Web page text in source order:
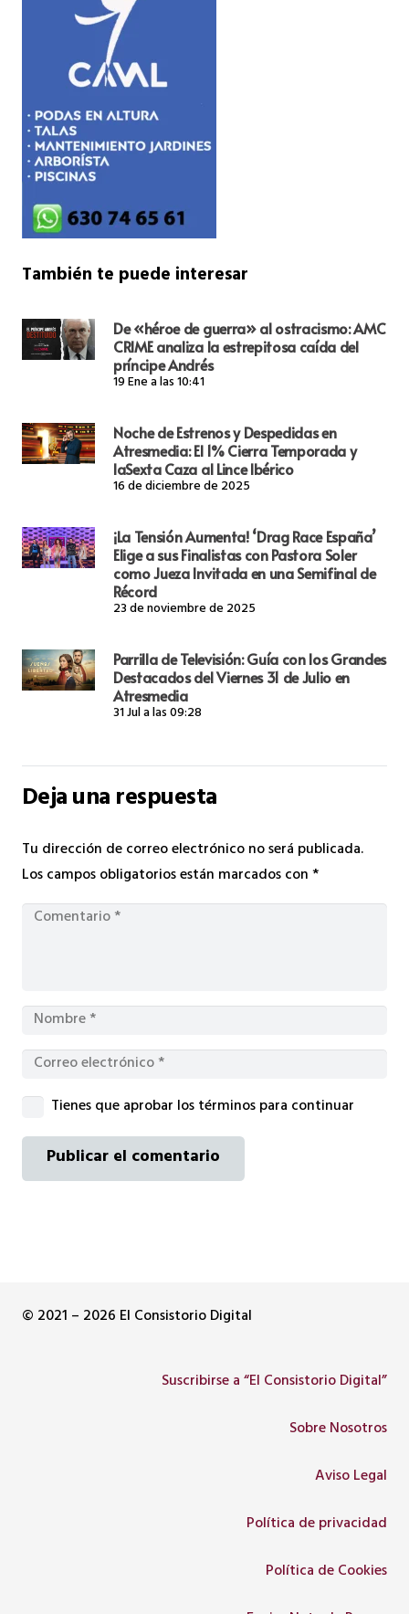
También te puede interesar
De «héroe de guerra» al ostracismo: AMC
CRIME analiza la estrepitosa caída del
príncipe Andrés
19 Ene a las 10:41
Noche de Estrenos y Despedidas en
Atresmedia: El 1% Cierra Temporada y
laSexta Caza al Lince Ibérico
16 de diciembre de 2025
¡La Tensión Aumenta! ‘Drag Race España’
Elige a sus Finalistas con Pastora Soler
como Jueza Invitada en una Semifinal de
Récord
23 de noviembre de 2025
Parrilla de Televisión: Guía con los Grandes
Destacados del Viernes 31 de Julio en
Atresmedia
31 Jul a las 09:28
Deja una respuesta
Tu dirección de correo electrónico no será publicada.
Los campos obligatorios están marcados con*
Tienes que aprobar los términos para continuar
Publicar el comentario
© 2021 – 2026 El Consistorio Digital
Suscribirse a “El Consistorio Digital”
Sobre Nosotros
Aviso Legal
Política de privacidad
Política de Cookies